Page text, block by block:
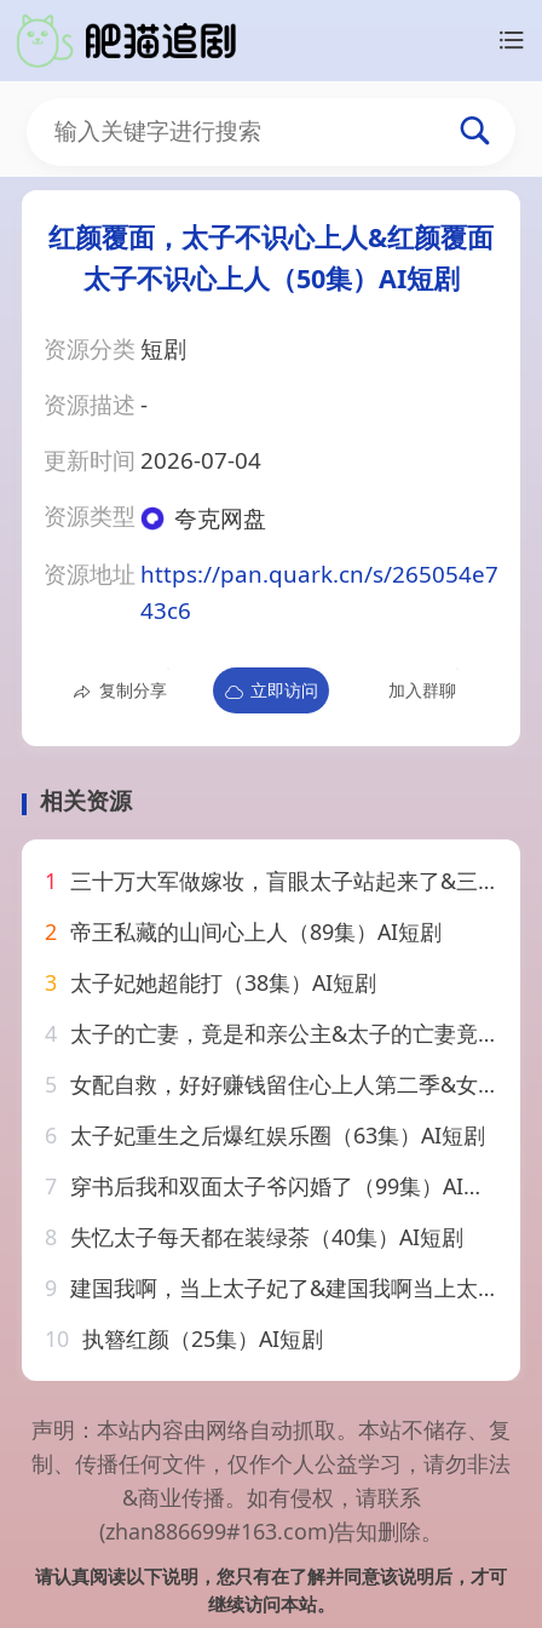
红颜覆面，太子不识心上人&红颜覆面
太子不识心上人（50集）AI短剧
资源分类 短剧
资源描述-
更新时间 2026-07-04
资源类型
夸克网盘
资源地址 https://pan.quark.cn/s/265054e7
43c6
复制分享 立即访问 加入群聊
相关资源
1 三十万大军做嫁妆，盲眼太子站起来了&三十万大军做嫁妆盲眼太子站起来了（51集）AI短剧
2 帝王私藏的山间心上人（89集）AI短剧
3 太子妃她超能打（38集）AI短剧
4 太子的亡妻，竟是和亲公主&太子的亡妻竟是和亲公主（42集）AI短剧
5 女配自救，好好赚钱留住心上人第二季&女配自救好好赚钱留住心上人第二季（13集）AI短剧
6 太子妃重生之后爆红娱乐圈（63集）AI短剧
7 穿书后我和双面太子爷闪婚了（99集）AI短剧
8 失忆太子每天都在装绿茶（40集）AI短剧
9 建国我啊，当上太子妃了&建国我啊当上太子妃了（20集）AI短剧
10 执簪红颜（25集）AI短剧
声明：本站内容由网络自动抓取。本站不储存、复
制、传播任何文件，仅作个人公益学习，请勿非法
&商业传播。如有侵权，请联系
(zhan886699#163.com)告知删除。
请认真阅读以下说明，您只有在了解并同意该说明后，才可
继续访问本站。